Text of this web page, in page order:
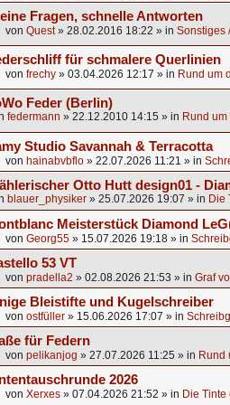
Fragen, schnelle Antworten
von Quest» 28.02.2016 18:22 » in Sonstiges
für schmalere Querlinien
von frechy » 03.04.2026 12:17 » in Rund um
Feder (Berlin)
federmann » 22.12.2010 14:15 » in Rund
Studio Savannah & Terracotta
von hainabvbflo » 22.07.2026 11:21 » in
Otto Hutt design01 -
blauer_physiker » 25.07.2026 19:07 » in Die
Meisterstück Diamond
von Georg55 » 15.07.2026 19:18 » in
53 VT
von pradella2 » 02.08.2026 21:53 » in Graf
Bleistifte und Kugelschreiber
von ostfüller » 15.06.2026 17:07 » in
für Federn
von pelikanjog » 27.07.2026 11:25 » in Rund
2026
von Xerxes » 07.04.2026 21:52 » in Die Tinte